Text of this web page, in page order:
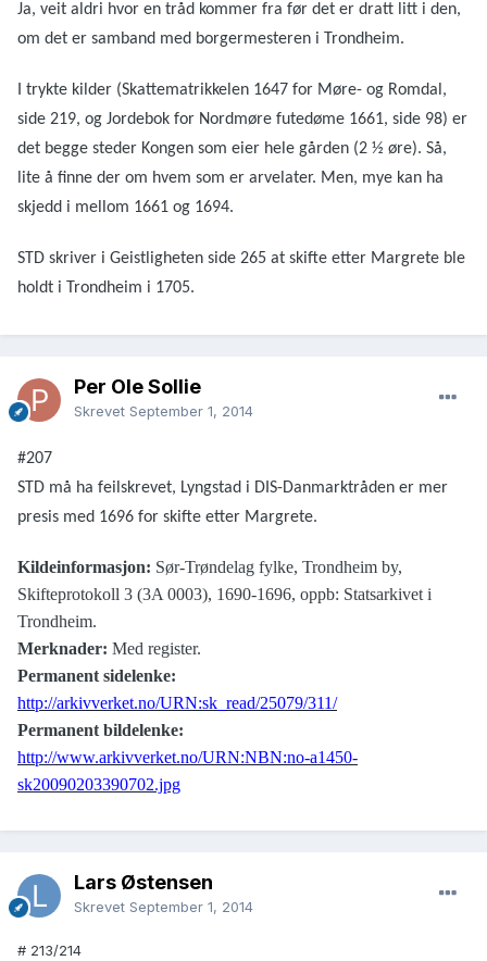
Ja, veit aldri hvor en tråd kommer fra før det er dratt litt i den,
om det er samband med borgermesteren i Trondheim.
I trykte kilder (Skattematrikkelen 1647 for Møre- og Romdal,
side 219, og Jordebok for Nordmøre futedøme 1661, side 98) er
det begge steder Kongen som eier hele gården (2 ½ øre). Så,
lite å finne der om hvem som er arvelater. Men, mye kan ha
skjedd i mellom 1661 og 1694.
STD skriver i Geistligheten side 265 at skifte etter Margrete ble
holdt i Trondheim i 1705.
Per Ole Sollie
Skrevet September 1, 2014
#207
STD må ha feilskrevet, Lyngstad i DIS-Danmarktråden er mer
presis med 1696 for skifte etter Margrete.
Kildeinformasjon: Sør-Trøndelag fylke, Trondheim by,
Skifteprotokoll 3 (3A 0003), 1690-1696, oppb: Statsarkivet i
Trondheim.
Merknader: Med register.
Permanent sidelenke:
http://arkivverket.no/URN:sk_read/25079/311/
Permanent bildelenke:
http://www.arkivverket.no/URN:NBN:no-a1450-
sk20090203390702.jpg
Lars Østensen
Skrevet September 1, 2014
# 213/214